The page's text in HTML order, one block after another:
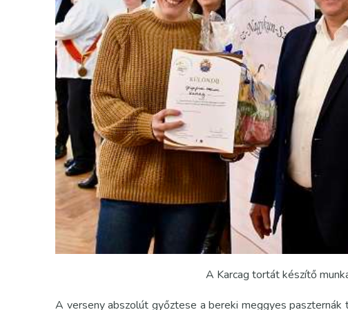
A Karcag tortát készítő
A verseny abszolút győztese a bereki meggyes